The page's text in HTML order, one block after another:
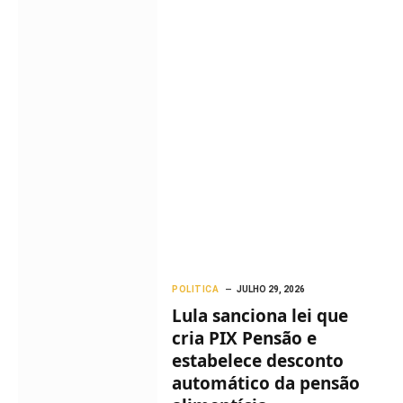
POLITICA JULHO 29, 2026
Lula sanciona lei que
cria PIX Pensão e
estabelece desconto
automático da pensão